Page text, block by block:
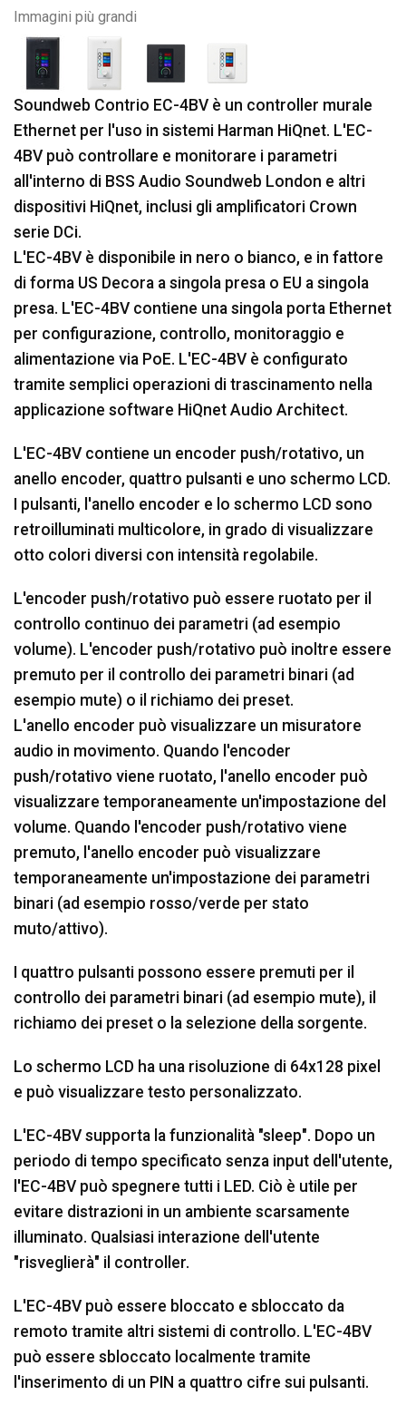
Immagini più grandi
Soundweb Contrio EC-4BV è un controller murale
Ethernet per l'uso in sistemi Harman HiQnet. L'EC-
4BV può controllare e monitorare i parametri
all'interno di BSS Audio Soundweb London e altri
dispositivi HiQnet, inclusi gli amplificatori Crown
serie DCi.
L'EC-4BV è disponibile in nero o bianco, e in fattore
di forma US Decora a singola presa o EU a singola
presa. L'EC-4BV contiene una singola porta Ethernet
per configurazione, controllo, monitoraggio e
alimentazione via PoE. L'EC-4BV è configurato
tramite semplici operazioni di trascinamento nella
applicazione software HiQnet Audio Architect.
L'EC-4BV contiene un encoder push/rotativo, un
anello encoder, quattro pulsanti e uno schermo LCD.
I pulsanti, l'anello encoder e lo schermo LCD sono
retroilluminati multicolore, in grado di visualizzare
otto colori diversi con intensità regolabile.
L'encoder push/rotativo può essere ruotato per il
controllo continuo dei parametri (ad esempio
volume). L'encoder push/rotativo può inoltre essere
premuto per il controllo dei parametri binari (ad
esempio mute) o il richiamo dei preset.
L'anello encoder può visualizzare un misuratore
audio in movimento. Quando l'encoder
push/rotativo viene ruotato, l'anello encoder può
visualizzare temporaneamente un'impostazione del
volume. Quando l'encoder push/rotativo viene
premuto, l'anello encoder può visualizzare
temporaneamente un'impostazione dei parametri
binari (ad esempio rosso/verde per stato
muto/attivo).
I quattro pulsanti possono essere premuti per il
controllo dei parametri binari (ad esempio mute), il
richiamo dei preset o la selezione della sorgente.
Lo schermo LCD ha una risoluzione di 64x128 pixel
e può visualizzare testo personalizzato.
L'EC-4BV supporta la funzionalità "sleep". Dopo un
periodo di tempo specificato senza input dell'utente,
l'EC-4BV può spegnere tutti i LED. Ciò è utile per
evitare distrazioni in un ambiente scarsamente
illuminato. Qualsiasi interazione dell'utente
"risveglierà" il controller.
L'EC-4BV può essere bloccato e sbloccato da
remoto tramite altri sistemi di controllo. L'EC-4BV
può essere sbloccato localmente tramite
l'inserimento di un PIN a quattro cifre sui pulsanti.